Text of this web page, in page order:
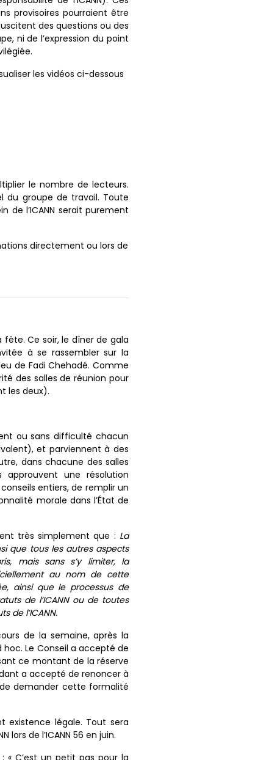
provisoires pourraient être
des questions ou des
ni de l’expression du point
les vidéos ci-dessous
le nombre de lecteurs.
du groupe de travail. Toute
de l’ICANN serait purement
directement ou lors de
Ce soir, le dîner de gala
à se rassembler sur la
de Fadi Chehadé. Comme
des salles de réunion pour
les deux).
ou sans difficulté chacun
et parviennent à des
dans chacune des salles
une résolution
entiers, de remplir un
morale dans l’État de
très simplement que : La
que tous les autres aspects
mais sans s’y limiter, la
au nom de cette
ainsi que le processus de
de l’ICANN ou de toutes
de l’ICANN.
de la semaine, après la
Le Conseil a accepté de
ce montant de la réserve
a accepté de renoncer à
de demander cette formalité
existence légale. Tout sera
lors de l’ICANN 56 en juin.
« C’est un petit pas pour la